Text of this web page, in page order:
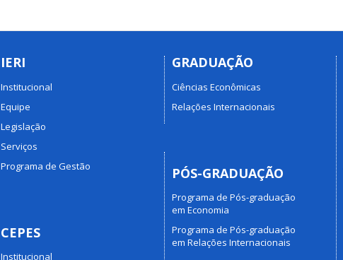
IERI
Institucional
Equipe
Legislação
Serviços
Programa de Gestão
CEPES
Institucional
GRADUAÇÃO
Ciências Econômicas
Relações Internacionais
PÓS-GRADUAÇÃO
Programa de Pós-graduação
em Economia
Programa de Pós-graduação
em Relações Internacionais